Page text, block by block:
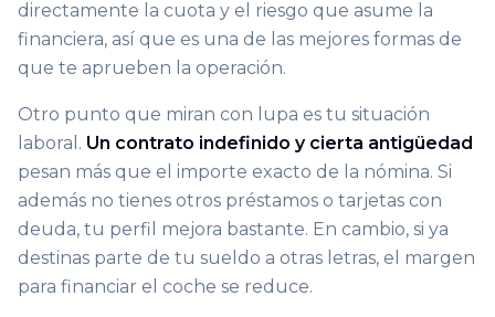
directamente la cuota y el riesgo que asume la
financiera, así que es una de las mejores formas de
que te aprueben la operación.
Otro punto que miran con lupa es tu situación
laboral. Un contrato indefinido y cierta antigüedad
pesan más que el importe exacto de la nómina. Si
además no tienes otros préstamos o tarjetas con
deuda, tu perfil mejora bastante. En cambio, si ya
destinas parte de tu sueldo a otras letras, el margen
para financiar el coche se reduce.